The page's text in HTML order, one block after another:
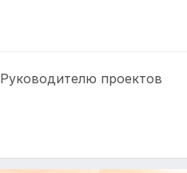
Руководителю проектов